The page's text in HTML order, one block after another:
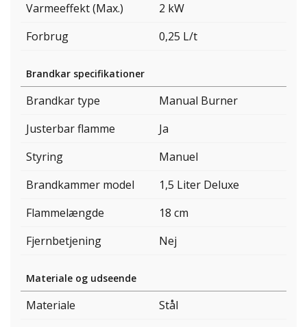
Varmeeffekt (Max.)
2 kW
Forbrug
0,25 L/t
Brandkar specifikationer
Brandkar type
Manual Burner
Justerbar flamme
Ja
Styring
Manuel
Brandkammer model
1,5 Liter Deluxe
Flammelængde
18 cm
Fjernbetjening
Nej
Materiale og udseende
Materiale
Stål